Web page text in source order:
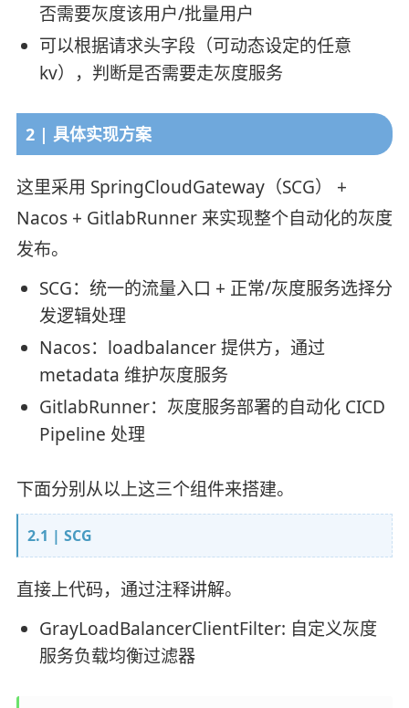
否需要灰度该用户/批量用户
可以根据请求头字段（可动态设定的任意
kv），判断是否需要走灰度服务
2 | 具体实现方案
这里采用 SpringCloudGateway（SCG） +
Nacos + GitlabRunner 来实现整个自动化的灰度
发布。
SCG：统一的流量入口 + 正常/灰度服务选择分
发逻辑处理
Nacos：loadbalancer 提供方，通过
metadata 维护灰度服务
GitlabRunner：灰度服务部署的自动化 CICD
Pipeline 处理
下面分别从以上这三个组件来搭建。
2.1 | SCG
直接上代码，通过注释讲解。
GrayLoadBalancerClientFilter: 自定义灰度
服务负载均衡过滤器